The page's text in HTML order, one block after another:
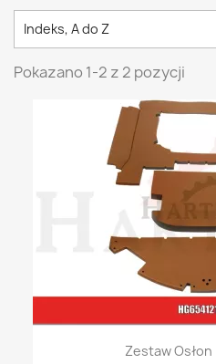
Indeks, A do Z
Pokazano 1-2 z 2 pozycji
Zestaw Osłon